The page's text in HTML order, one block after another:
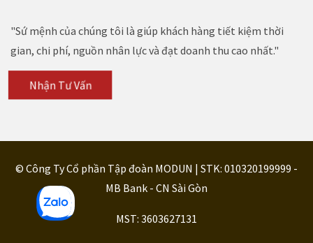
"Sứ mệnh của chúng tôi là giúp khách hàng tiết kiệm thời
gian, chi phí, nguồn nhân lực và đạt doanh thu cao nhất."
Nhận Tư Vấn
© Công Ty Cổ phần Tập đoàn MODUN | STK: 010320199999 -
MB Bank - CN Sài Gòn
MST: 3603627131